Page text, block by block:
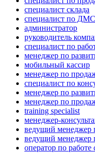
специалист склада
специалист по ДМС
администратор
руководитель
специалист по
менеджер по
мобильный кассир
менеджер по
специалист по
менеджер по
менеджер по
training specialist
менеджер-
ведущий менеджер
ведущий менеджер
оператор по работе